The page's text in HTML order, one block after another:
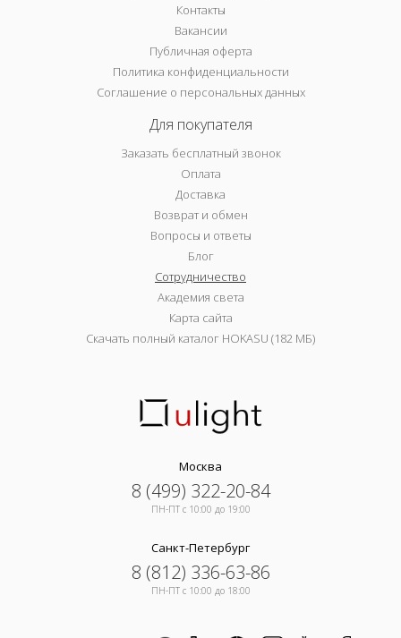
Контакты
Вакансии
Публичная оферта
Политика конфиденциальности
Соглашение о персональных данных
Для покупателя
Заказать бесплатный звонок
Оплата
Доставка
Возврат и обмен
Вопросы и ответы
Блог
Сотрудничество
Академия света
Карта сайта
Скачать полный каталог HOKASU (182 МБ)
Москва
8 (499) 322-20-84
ПН-ПТ c 10:00 до 19:00
Санкт-Петербург
8 (812) 336-63-86
ПН-ПТ c 10:00 до 18:00